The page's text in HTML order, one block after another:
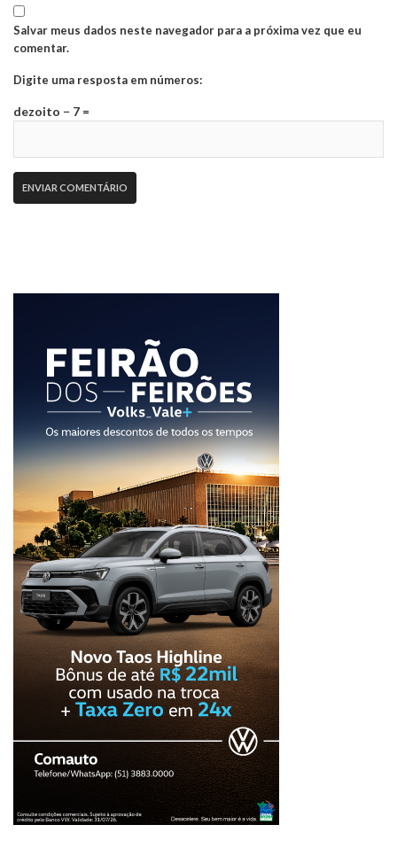
Salvar meus dados neste navegador para a próxima vez que eu
comentar.
Digite uma resposta em números:
dezoito − 7 =